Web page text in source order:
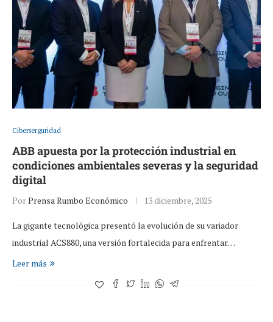
Ciberserguridad
ABB apuesta por la protección industrial en
condiciones ambientales severas y la seguridad
digital
PorPrensa Rumbo Económico 13 diciembre, 2025
La gigante tecnológica presentó la evolución de su variador
industrial ACS880, una versión fortalecida para enfrentar…
Leer más